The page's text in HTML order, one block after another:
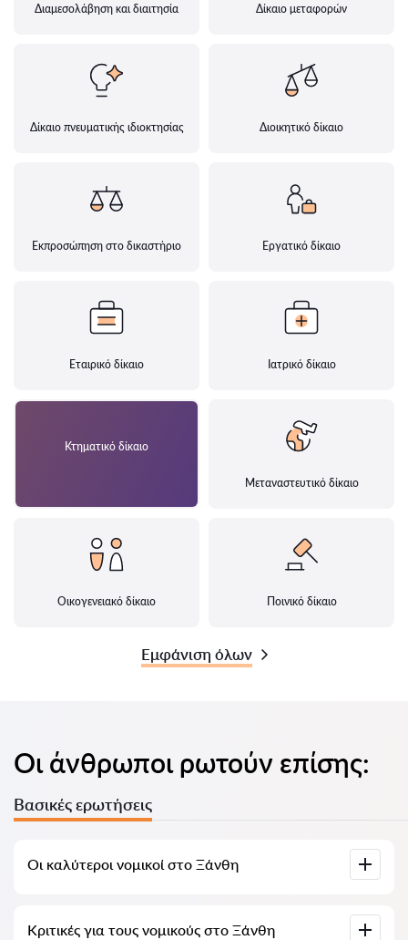
Διαμεσολάβηση και διαιτησία Δίκαιο μεταφορών
Δίκαιο πνευματικής ιδιοκτησίας Διοικητικό δίκαιο
Εκπροσώπηση στο δικαστήριο Εργατικό δίκαιο
Εταιρικό δίκαιο Ιατρικό δίκαιο
Κτηματικό δίκαιο
Μεταναστευτικό δίκαιο
Οικογενειακό δίκαιο Ποινικό δίκαιο
Εμφάνιση όλων
Οι άνθρωποι ρωτούν επίσης:
Βασικές ερωτήσεις
Οι καλύτεροι νομικοί στο Ξάνθη
νομικούς στο Ξάνθη με πλήρεις πληροφορίες. Τιμές,
Κριτικές για τους νομικούς στο Ξάνθη